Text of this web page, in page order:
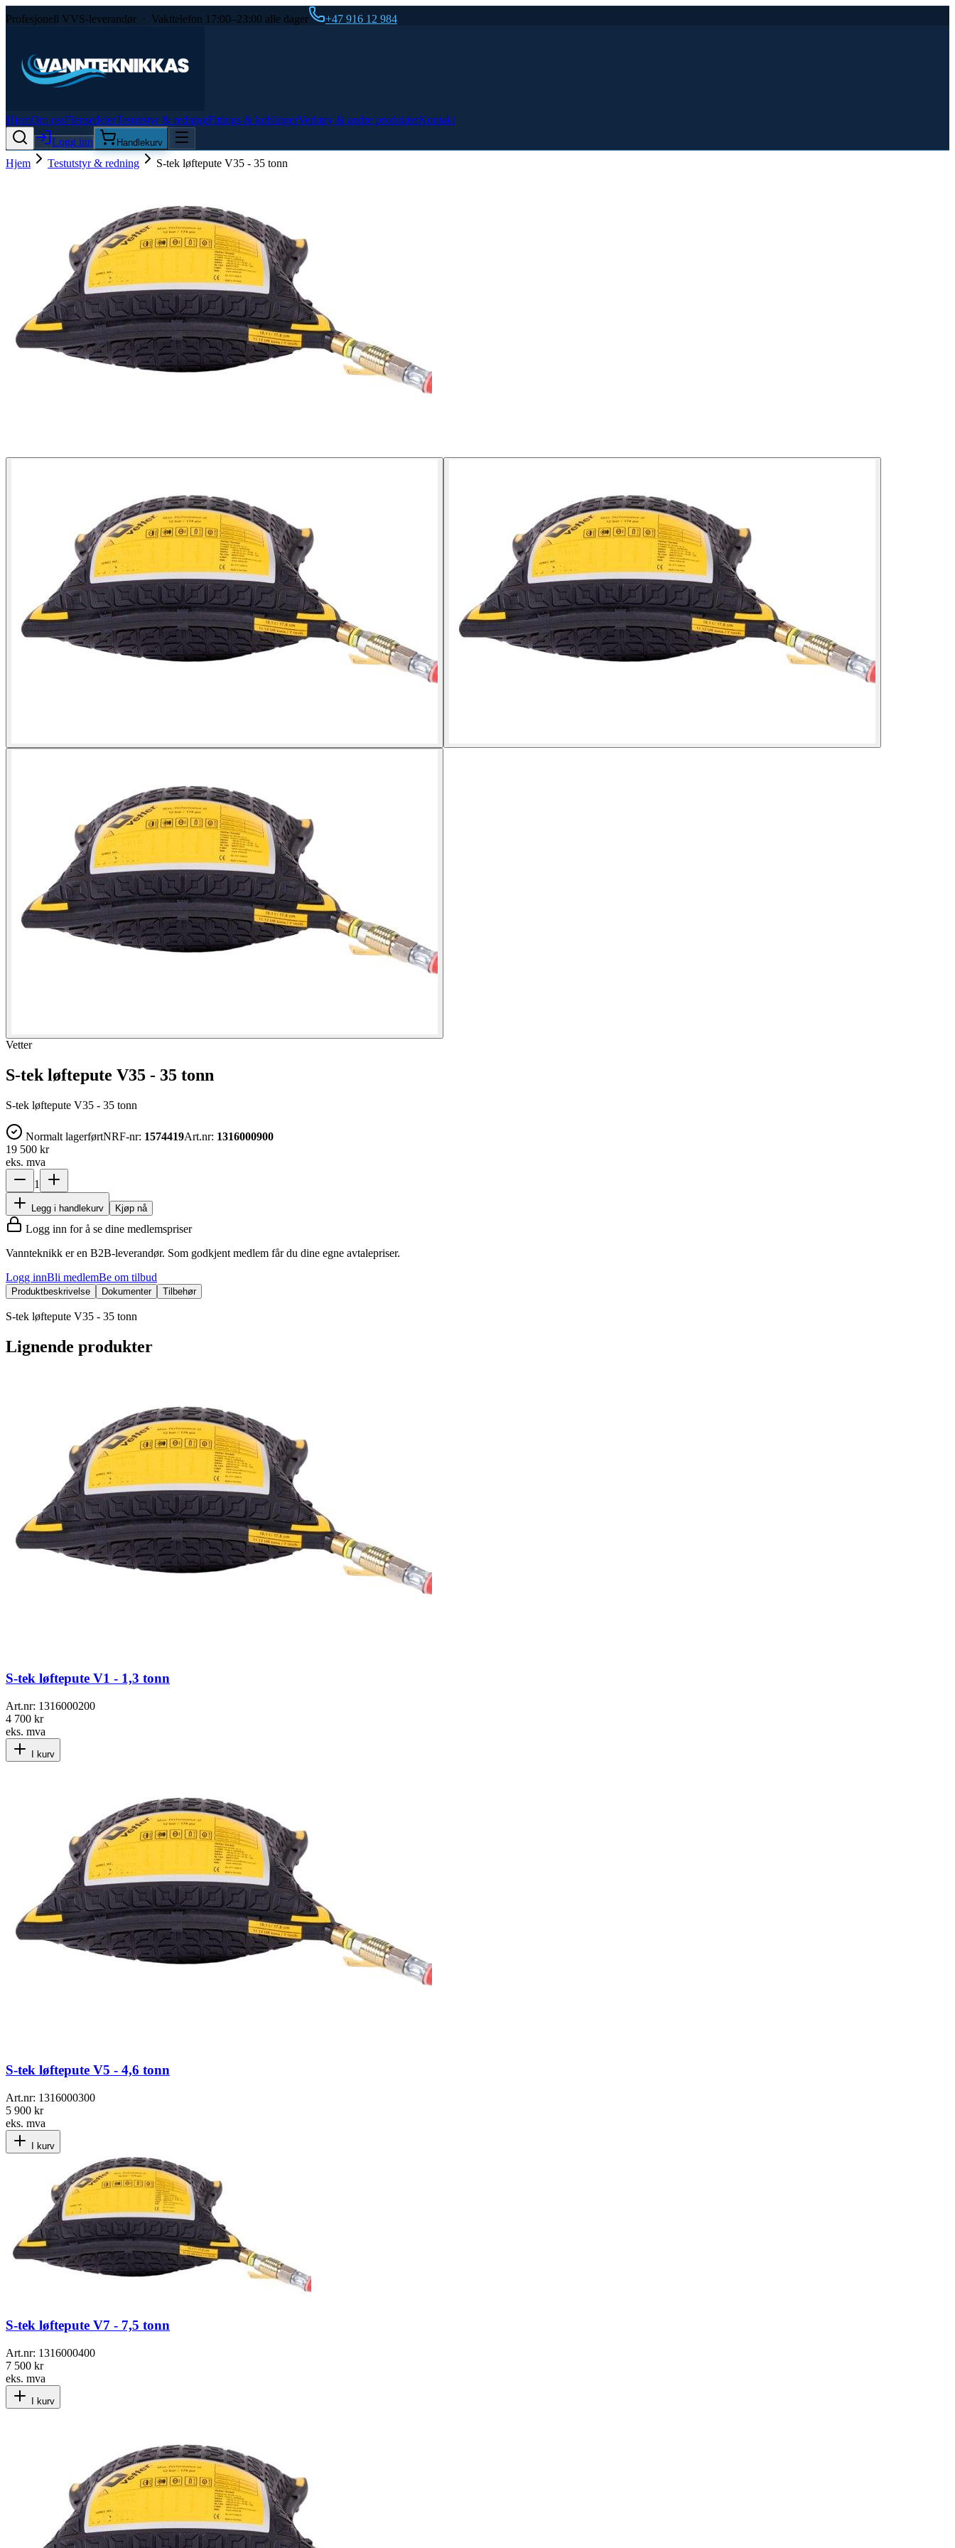
Profesjonell VVS-leverandør · Vakttelefon 17:00–23:00 alle dager +47 916 12 984
HjemOm ossFlensedelerTestutstyr & redningFittings & koblingerVerktøy & andre produkterKontakt
Logg inn
Handlekurv
Hjem Testutstyr & redning S-tek løftepute V35 - 35 tonn
Vetter
S-tek løftepute V35 - 35 tonn
S-tek løftepute V35 - 35 tonn
Normalt lagerførtNRF-nr: 1574419Art.nr: 1316000900
19 500 kr
eks. mva
1
Legg i handlekurv Kjøp nå
Logg inn for å se dine medlemspriser
Vannteknikk er en B2B-leverandør. Som godkjent medlem får du dine egne avtalepriser.
Logg innBli medlemBe om tilbud
Produktbeskrivelse Dokumenter Tilbehør
S-tek løftepute V35 - 35 tonn
Lignende produkter
S-tek løftepute V1 - 1,3 tonn
Art.nr: 1316000200
4 700 kr
eks. mva
I kurv
S-tek løftepute V5 - 4,6 tonn
Art.nr: 1316000300
5 900 kr
eks. mva
I kurv
S-tek løftepute V7 - 7,5 tonn
Art.nr: 1316000400
7 500 kr
eks. mva
I kurv